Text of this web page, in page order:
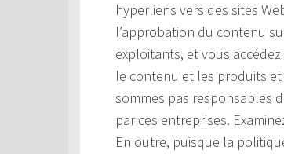
hyperliens vers des sites
l’approbation du contenu
exploitants, et vous
le contenu et les produits et
sommes pas responsables
par ces entreprises.
En outre, puisque la